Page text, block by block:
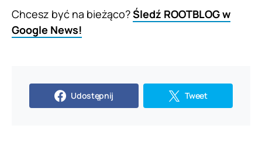
Chcesz być na bieżąco?Śledź ROOTBLOG w
Google News!
Udostępnij Tweet